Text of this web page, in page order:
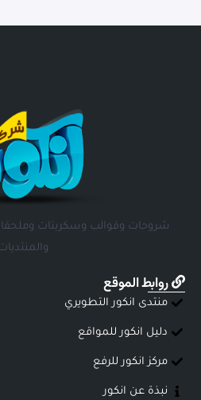
شروحات وقوالب وسكربتات
روابط الموقع
منتدى انكور التطويري
دليل انكور للمواقع
مركز انكور للرفع
نبذة عن انكور